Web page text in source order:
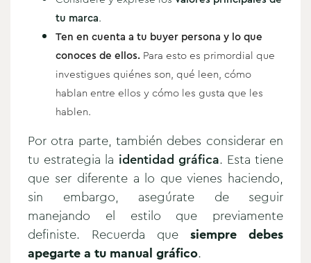
tu marca.
Ten en cuenta a tu buyer persona y lo que
conoces de ellos. Para esto es primordial que
investigues quiénes son, qué leen, cómo
hablan entre ellos y cómo les gusta que les
hablen.
Por otra parte, también debes considerar en
tu estrategia la identidad gráfica. Esta tiene
que ser diferente a lo que vienes haciendo,
sin embargo, asegúrate de seguir
manejando el estilo que previamente
definiste. Recuerda que siempre debes
apegarte a tu manual gráfico.